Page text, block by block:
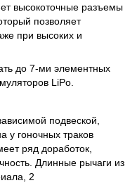
высокоточные разъемы
позволяет
при высоких и
до 7-ми элементных
LiPo.
подвеской,
у гоночных траков
ряд доработок,
Длинные рычаги из
2